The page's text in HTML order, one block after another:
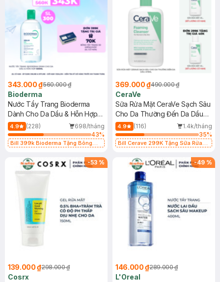
343.000 ₫560.000 ₫
Bioderma
Nước Tẩy Trang Bioderma
Dành Cho Da Dầu & Hỗn Hợp
500ml
4.9 (228)
698/tháng
43%
Bill 399k Bioderma Tặng Bông
369.000 ₫490.000 ₫
CeraVe
Sữa Rửa Mặt CeraVe Sạch Sâu
Cho Da Thường Đến Da Dầu
473ml
4.9 (116)
1.4k/tháng
35%
Bill Cerave 299K Tặng Sữa Rửa
-53 %
139.000 ₫298.000 ₫
Cosrx
-49 %
146.000 ₫289.000 ₫
L'Oreal